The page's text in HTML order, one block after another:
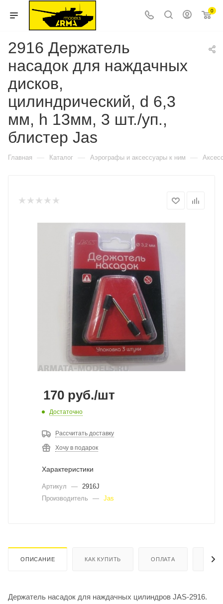
0
2916 Держатель
насадок для наждачных
дисков,
цилиндрический, d 6,3
мм, h 13мм, 3 шт./уп.,
блистер Jas
Главная — Каталог — Аэрографы и аксессуары к ним —
170 руб./шт
Достаточно
Рассчитать доставку
Хочу в подарок
Характеристики
Артикул —
2916J
Производитель
— Jas
ОПИСАНИЕ КАК КУПИТЬ ОПЛАТА
Держатель насадок для наждачных цилиндров JAS-2916.